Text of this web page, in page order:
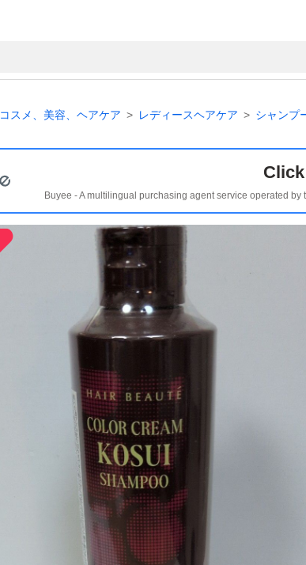
コスメ、美容、ヘアケア レディースヘアケア シャンプ
Buyee - A multilingual purchasing agent service operated